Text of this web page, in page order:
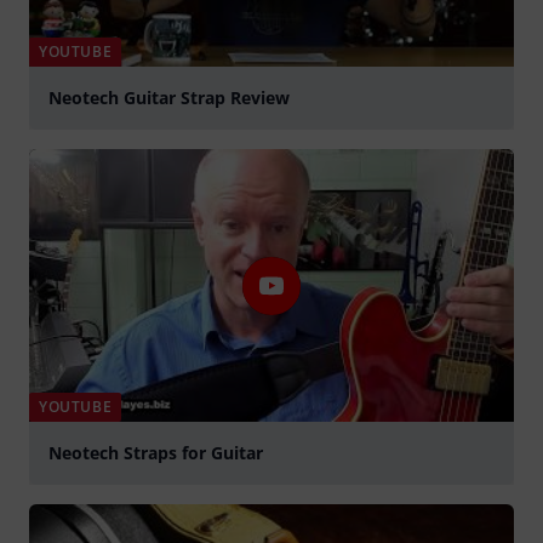
YOUTUBE
Neotech Guitar Strap Review
YOUTUBE
Neotech Straps for Guitar